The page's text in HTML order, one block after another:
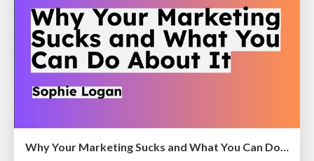
Why Your Marketing Sucks and What You Can Do About It - Sophie Logan